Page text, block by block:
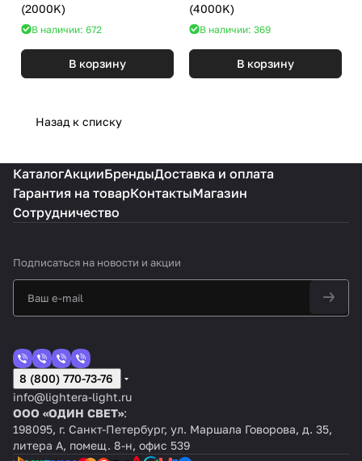
(2000K)
В наличии: 672
В корзину
(4000K)
В наличии: 369
В корзину
Назад к списку
КаталогАкцииБрендыДоставка и оплата
Гарантия на товарКонтактыМагазин
Сотрудничество
Подписаться на новости и акции
8 (800) 770-73-76
info@lightera-light.ru
ООО «ОДИН СВЕТ»:
198095, г. Санкт-Петербург, ул. Маршала Говорова, д. 35,
литера А, помещ. 8-н, офис 539